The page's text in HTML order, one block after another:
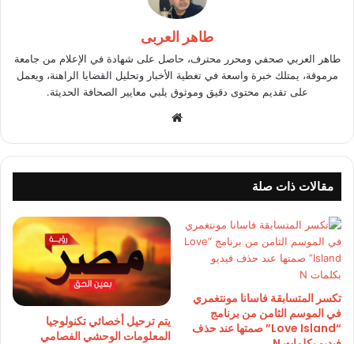
طاهر العربى
طاهر العربي صحفي ومحرر محترف، حاصل على شهادة في الإعلام من جامعة
مرموقة، يمتلك خبرة واسعة في تغطية الأخبار وتحليل القضايا الراهنة، ويعمل
على تقديم محتوى دقيق وموثوق يلبي معايير الصحافة الحديثة.
مقالات ذات صلة
تكسر المتسابقة فاسانا مونتغمري
في الموسم الثامن من برنامج
“Love Island” صمتها عند حذف
يتم ترحيل أخصائي تكنولوجيا
المعلومات الوحشي الفصامي